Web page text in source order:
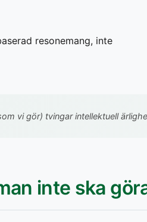
resonemang, inte
vi gör) tvingar intellektuell
inte ska